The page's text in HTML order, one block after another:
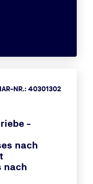
NR.: 40301302
-
nach
nach